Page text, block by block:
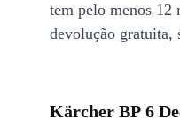
tem pelo menos 12
devolução gratuita,
Kärcher BP 6